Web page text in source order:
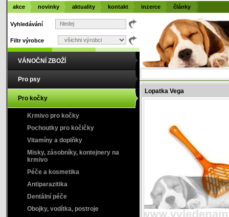
Lopatka Vega
Vyhledávání
Filtr výrobce
VÁNOČNÍ ZBOŽÍ
Pro psy
Pro kočky
Krmivo pro kočky
Pochoutky pro kočičky
Vitamíny a doplňky
Misky, zásobníky, kontejnery na
krmivo
Péče a kosmetika
Antiparazitika
Dentální péče
Obojky, vodítka, postroje
akce novinky aktuality kontakt inzerce články